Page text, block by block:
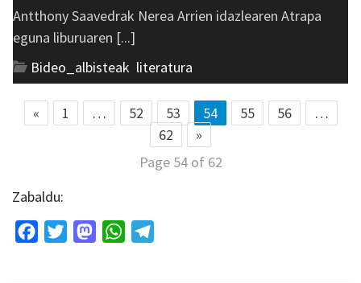
Antthony Saavedrak Nerea Arrien idazlearen Atrapa
eguna liburuaren [...]
Bideo_albisteak literatura
« 1 … 52 53 54 55 56
…
62
»
Page 54 of 62
Zabaldu:
FacebookTwitterMastodonWhatsApp